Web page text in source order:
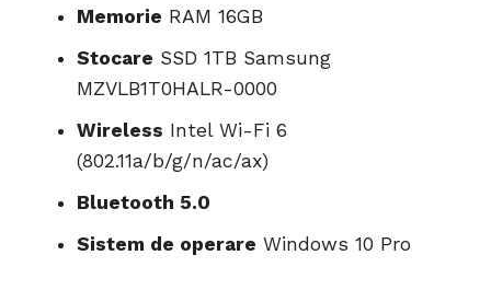
Memorie RAM 16GB
Stocare SSD 1TB Samsung
MZVLB1T0HALR-0000
Wireless Intel Wi-Fi 6
(802.11a/b/g/n/ac/ax)
Bluetooth 5.0
Sistem de operare Windows 10 Pro